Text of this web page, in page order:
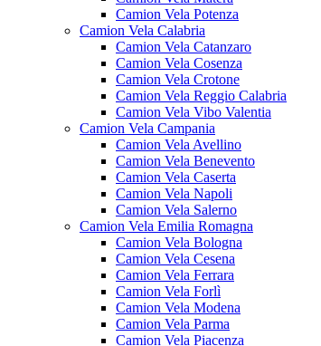
Camion Vela Potenza
Camion Vela Calabria
Camion Vela Catanzaro
Camion Vela Cosenza
Camion Vela Crotone
Camion Vela Reggio Calabria
Camion Vela Vibo Valentia
Camion Vela Campania
Camion Vela Avellino
Camion Vela Benevento
Camion Vela Caserta
Camion Vela Napoli
Camion Vela Salerno
Camion Vela Emilia Romagna
Camion Vela Bologna
Camion Vela Cesena
Camion Vela Ferrara
Camion Vela Forlì
Camion Vela Modena
Camion Vela Parma
Camion Vela Piacenza